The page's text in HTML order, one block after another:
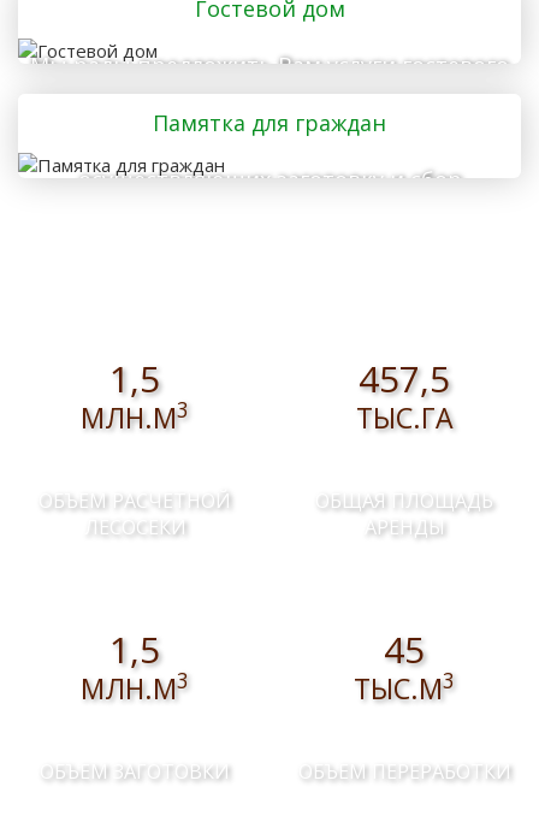
Гостевой дом
Мы рады предложить Вам услуги гостевого
дома
Памятка для граждан
осуществляющих заготовку и сбор
1,5
МЛН.М3
ОБЪЕМ РАСЧЕТНОЙ
ЛЕСОСЕКИ
457,5
ТЫС.ГА
ОБЩАЯ ПЛОЩАДЬ
АРЕНДЫ
1,5
МЛН.М3
ОБЪЕМ ЗАГОТОВКИ
45
ТЫС.М3
ОБЪЕМ ПЕРЕРАБОТКИ